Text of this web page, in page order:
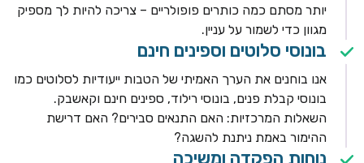
יותר מסתם כמה כותרים פופולריים – צריכה להיות לך מספיק
מגוון כדי לשמור על עניין.
בונוסי סלוטים וספינים חינם
אנו בוחנים את הערך האמיתי של הטבות ייעודיות לסלוטים כמו
בונוסי קבלת פנים, בונוסי רילוד, ספינים חינם וקאשבק.
השאלות המרכזיות: האם התנאים סבירים? האם דרישת
ההימור באמת ניתנת להשגה?